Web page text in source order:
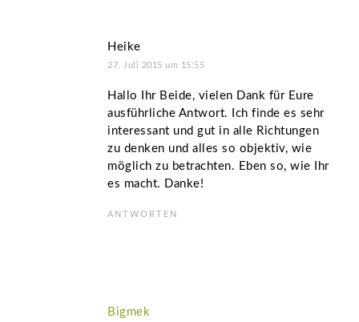
Heike
27. Juli 2015 um 15:55
Hallo Ihr Beide, vielen Dank für Eure
ausführliche Antwort. Ich finde es sehr
interessant und gut in alle Richtungen
zu denken und alles so objektiv, wie
möglich zu betrachten. Eben so, wie Ihr
es macht. Danke!
ANTWORTEN
Bigmek